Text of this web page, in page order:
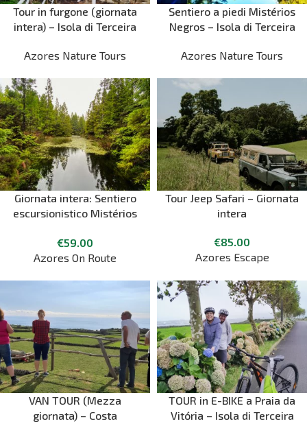
Tour in furgone (giornata
intera) – Isola di Terceira
Azores Nature Tours
Sentiero a piedi Mistérios
Negros – Isola di Terceira
Azores Nature Tours
Giornata intera: Sentiero
escursionistico Mistérios
picnic
€59.00
Azores On Route
Tour Jeep Safari – Giornata
intera
€85.00
Azores Escape
VAN TOUR (Mezza
giornata) – Costa
TOUR in E-BIKE a Praia da
Vitória – Isola di Terceira